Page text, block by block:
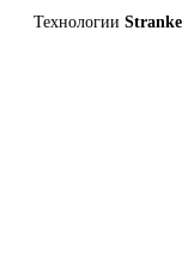
Технологии Stranke